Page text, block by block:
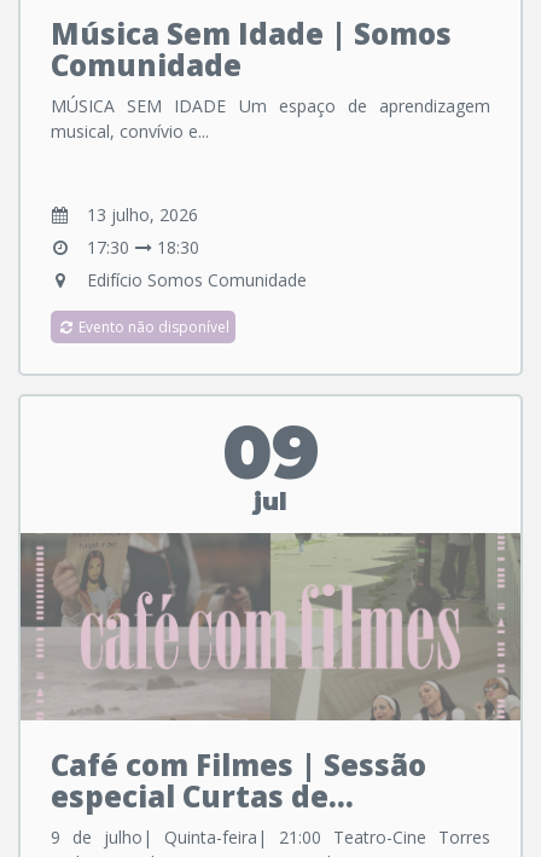
Música Sem Idade | Somos
Comunidade
MÚSICA SEM IDADE Um espaço de aprendizagem
musical, convívio e...
13 julho, 2026
17:30
18:30
Edifício Somos Comunidade
Evento não disponível
09
jul
Café com Filmes | Sessão
especial Curtas de...
9 de julho| Quinta-feira| 21:00 Teatro-Cine Torres